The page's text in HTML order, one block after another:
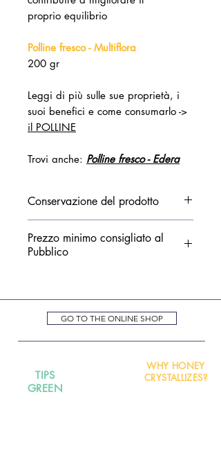
proprio equilibrio
Polline fresco - Multiflora
200 gr
Leggi di più sulle sue proprietà, i
suoi benefici e come consumarlo ->
il POLLINE
Trovi anche: Polline fresco - Edera
Conservazione del prodotto
Termine minimo di conservazione
Prezzo minimo consigliato al
Pubblico
GO TO THE ONLINE SHOP
TIPS
GREEN
WHY HONEY
CRYSTALLIZES?